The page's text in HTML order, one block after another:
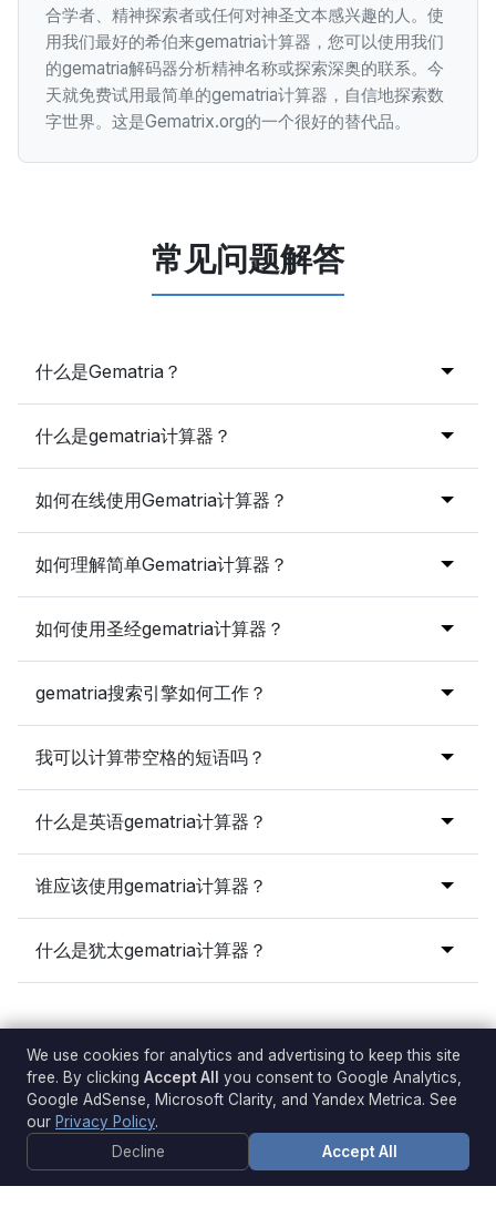
合学者、精神探索者或任何对神圣文本感兴趣的人。使
用我们最好的希伯来gematria计算器，您可以使用我们
的gematria解码器分析精神名称或探索深奥的联系。今
天就免费试用最简单的gematria计算器，自信地探索数
字世界。这是Gematrix.org的一个很好的替代品。
常见问题解答
什么是Gematria？
单词或短语分配一个数值。它常用于犹太神秘主义和圣经
解释。
什么是gematria计算器？
算一个单词或短语的数值。它作为一个现代的
gematria生
成器，基于古老的命理学系统。
如何在线使用Gematria计算器？
框中输入一个单词或短语，然后点击“计算Gematria”即可
生成其在希伯来语、英语和简单系统中的数值。
如何理解简单Gematria计算器？
Z=26，然后将这些值相加。输入像“Truth”这样的单词，
它会输出总和，您可以将其与其他具有相同值的单词进行
比较。
如何使用圣经gematria计算器？
计。您将立即获得希伯来语、英语和简单gematria
的值。
我们的计算器支持希伯来字符，使其成为圣经研究的最佳
gematria计算器。我们还支持希腊gematria计算器
的原
则。
gematria搜索引擎如何工作？
具有特定数值的单词。您可以使用
希伯来语、英语或简单
gematria系统进行搜索。
我可以计算带空格的短语吗？
符。我们为所有用户免费提供 gematria计算器名称和含义
的支持。
什么是英语gematria计算器？
gematria英语计算器使用各种密码，如简单
Gematria（A=1, B=2），以揭示隐藏的意义层次。
谁应该使用gematria计算器？
到好奇的人。它非常适合：
对古代解释方法感兴趣的历史爱好者。
分析姓名、日期和概念的命理学爱好者。
任何喜欢解谜和在周围世界中寻找隐藏模式的人。
什么是犹太gematria计算器？
为希伯来字母分配数值的犹太传统。这种类型的gematria
希伯来计算器对于研究圣经名称和概念的数值至关重要。
© 2026 gematriacalculators.org
We use cookies for analytics and advertising to keep this site
free. By clicking Accept All
you consent to Google Analytics,
Google AdSense, Microsoft Clarity, and Yandex Metrica. See
our Privacy Policy.
Decline
Accept All